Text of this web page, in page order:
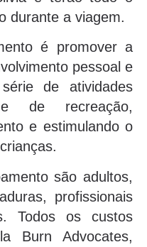
durante a viagem.
é promover a
pessoal e
de atividades
de recreação,
e estimulando o
são adultos,
profissionais
Todos os custos
Burn Advocates,